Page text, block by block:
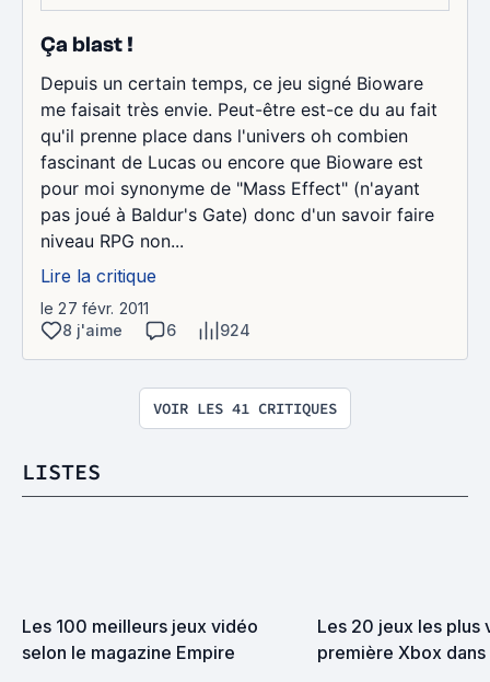
Ça blast !
Depuis un certain temps, ce jeu signé Bioware
me faisait très envie. Peut-être est-ce du au fait
qu'il prenne place dans l'univers oh combien
fascinant de Lucas ou encore que Bioware est
pour moi synonyme de "Mass Effect" (n'ayant
pas joué à Baldur's Gate) donc d'un savoir faire
niveau RPG non...
Lire la critique
le 27 févr. 2011
8 j'aime
6 924
VOIR LES 41 CRITIQUES
LISTES
Les 100 meilleurs jeux vidéo
selon le magazine Empire
Les 20 jeux les plus
première Xbox